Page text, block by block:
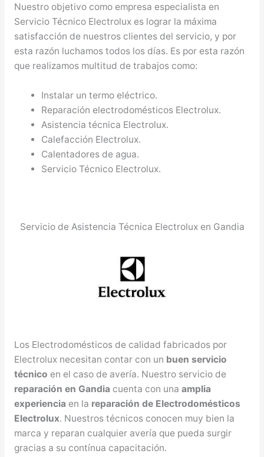
Nuestro objetivo como empresa especialista en
Servicio Técnico Electrolux es lograr la máxima
satisfacción de nuestros clientes del servicio, y por
esta razón luchamos todos los días. Es por esta razón
que realizamos multitud de trabajos como:
Instalar un termo eléctrico.
Reparación electrodomésticos Electrolux.
Asistencia técnica Electrolux.
Calefacción Electrolux.
Calentadores de agua.
Servicio Técnico Electrolux.
Servicio de Asistencia Técnica Electrolux en Gandia
Los Electrodomésticos de calidad fabricados por
Electrolux necesitan contar con un buen servicio
técnico en el caso de avería. Nuestro servicio de
reparación en Gandia cuenta con una amplia
experiencia en la reparación de Electrodomésticos
Electrolux. Nuestros técnicos conocen muy bien la
marca y reparan cualquier avería que pueda surgir
gracias a su contínua capacitación.